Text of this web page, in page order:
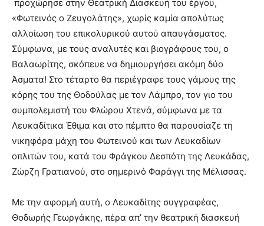
προχώρησε στην Θεατρική Διασκευή του έργου,
«Φωτεινός ο Ζευγολάτης», χωρίς καμία απολύτως
αλλοίωση του επικολυρικού αυτού απαυγάσματος.
Σύμφωνα, με τους αναλυτές και βιογράφους του, ο
Βαλαωρίτης, σκόπευε να δημιουργήσει ακόμη δύο
Άσματα! Στο τέταρτο θα περιέγραφε τους γάμους της
κόρης του της Θοδούλας με τον Λάμπρο, τον γιο του
συμπολεμιστή του Φλώρου Χτενά, σύμφωνα με τα
Λευκαδίτικα Έθιμα και στο πέμπτο θα παρουσίαζε τη
νικηφόρα μάχη του Φωτεινού και των Λευκαδίων
οπλιτών του, κατά του Φράγκου Δεσπότη της Λευκάδας,
Ζώρζη Γρατιανού, στο σημερινό Φαράγγι της Μέλισσας.
Με την αφορμή αυτή, ο Λευκαδίτης συγγραφέας,
Θοδωρής Γεωργάκης, πέρα απ’ την θεατρική διασκευή